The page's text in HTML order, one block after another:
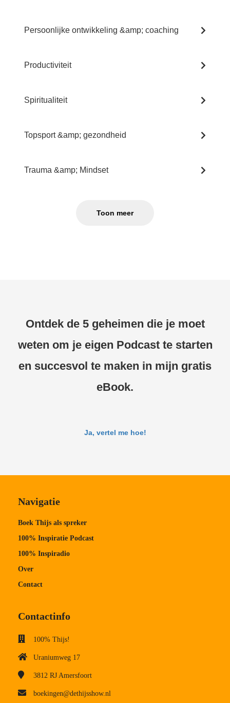
Persoonlijke ontwikkeling &amp; coaching
Productiviteit
Spiritualiteit
Topsport &amp; gezondheid
Trauma &amp; Mindset
Toon meer
Ontdek de 5 geheimen die je moet
weten om je eigen Podcast te starten
en succesvol te maken in mijn gratis
eBook.
Ja, vertel me hoe!
Navigatie
Boek Thijs als spreker
100% Inspiratie Podcast
100% Inspiradio
Over
Contact
Contactinfo
100% Thijs!
Uraniumweg 17
3812 RJ Amersfoort
boekingen@dethijsshow.nl